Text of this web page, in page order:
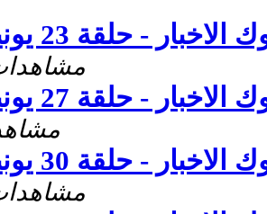
- حلقة 23 يونيو 2011
25669
- حلقة 27 يونيو 2011
556
- حلقة 30 يونيو 2011
47598